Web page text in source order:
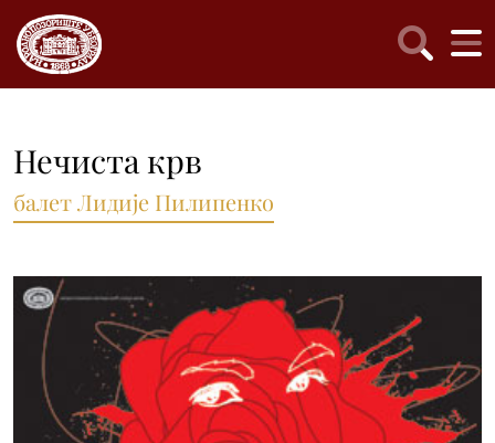
Нечиста крв
балет Лидије Пилипенко